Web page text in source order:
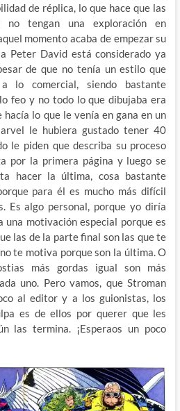
de réplica, lo que hace que las
no tengan una exploración en
momento acaba de empezar su
Peter David está considerado ya
de que no tenía un estilo que
lo comercial, siendo bastante
feo y no todo lo que dibujaba era
hacía lo que le venía en gana en un
le hubiera gustado tener 40
le piden que describa su proceso
por la primera página y luego se
hacer la última, cosa bastante
para él es mucho más difícil
Es algo personal, porque yo diría
motivación especial porque es
las de la parte final son las que te
te motiva porque son la última. O
más gordas igual son más
uno. Pero vamos, que Stroman
al editor y a los guionistas, los
es de ellos por querer que les
las termina. ¡Esperaos un poco